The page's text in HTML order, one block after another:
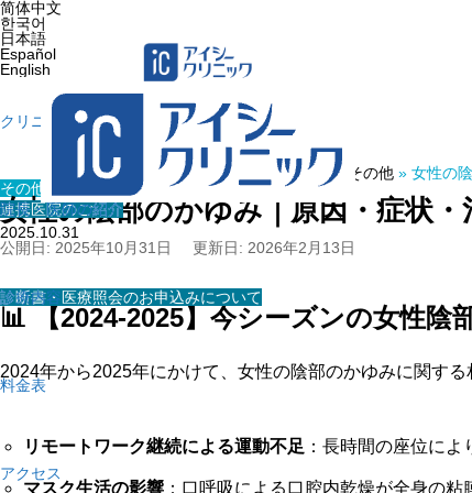
简体中文
한국어
日本語
Español
English
クリニック紹介
連携医院のご紹介
診断書・医療照会のお申込みについて
院長・医師の紹介
診療内容
料金表
アクセス
ホーム 医療コラム » その他 » 女性の
その他
女性の陰部のかゆみ｜原因・症状
2025.10.31
公開日: 2025年10月31日
更新日: 2026年2月13日
📊 【2024-2025】今シーズンの女性陰
2024年から2025年にかけて、女性の陰部のかゆみに関す
リモートワーク継続による運動不足 ：長時間の座位に
マスク生活の影響：口呼吸による口腔内乾燥が全身の粘